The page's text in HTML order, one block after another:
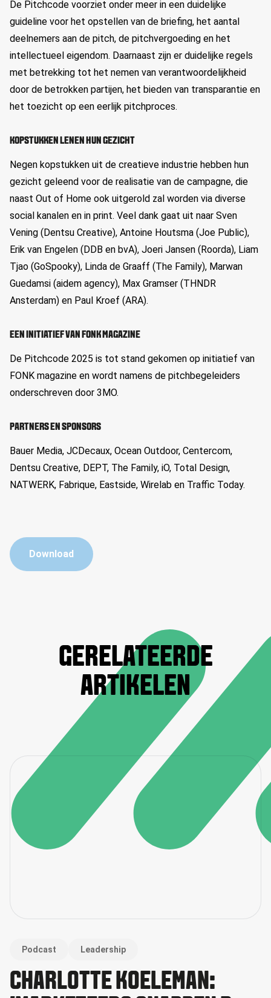
De Pitchcode voorziet onder meer in een duidelijke
guideline voor het opstellen van de briefing, het aantal
deelnemers aan de pitch, de pitchvergoeding en het
intellectueel eigendom. Daarnaast zijn er duidelijke regels
met betrekking tot het nemen van verantwoordelijkheid
door de betrokken partijen, het bieden van transparantie en
het toezicht op een eerlijk pitchproces.
KOPSTUKKEN LENEN HUN GEZICHT
Negen kopstukken uit de creatieve industrie hebben hun
gezicht geleend voor de realisatie van de campagne, die
naast Out of Home ook uitgerold zal worden via diverse
social kanalen en in print. Veel dank gaat uit naar Sven
Vening (Dentsu Creative), Antoine Houtsma (Joe Public),
Erik van Engelen (DDB en bvA), Joeri Jansen (Roorda), Liam
Tjao (GoSpooky), Linda de Graaff (The Family), Marwan
Guedamsi (aidem agency), Max Gramser (THNDR
Ansterdam) en Paul Kroef (ARA).
EEN INITIATIEF VAN FONK MAGAZINE
De Pitchcode 2025 is tot stand gekomen op initiatief van
FONK magazine en wordt namens de pitchbegeleiders
onderschreven door 3MO.
PARTNERS EN SPONSORS
Bauer Media, JCDecaux, Ocean Outdoor, Centercom,
Dentsu Creative, DEPT, The Family, iO, Total Design,
NATWERK, Fabrique, Eastside, Wirelab en Traffic Today.
Download
GERELATEERDE
ARTIKELEN
Podcast Leadership
CHARLOTTE KOELEMAN: